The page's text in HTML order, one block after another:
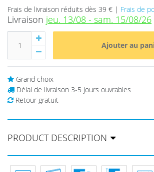
Frais de livraison réduits dès 39 € | Frais de
Livraison jeu. 13/08 - sam. 15/08/26
Ajouter au
Grand choix
Délai de livraison 3-5 jours ouvrables
Retour gratuit
PRODUCT DESCRIPTION